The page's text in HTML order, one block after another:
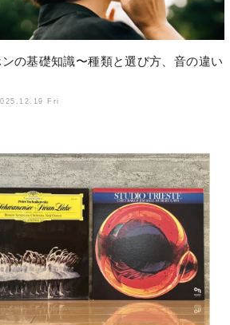
の基礎知識〜種類と選び方、音の違い
Fri